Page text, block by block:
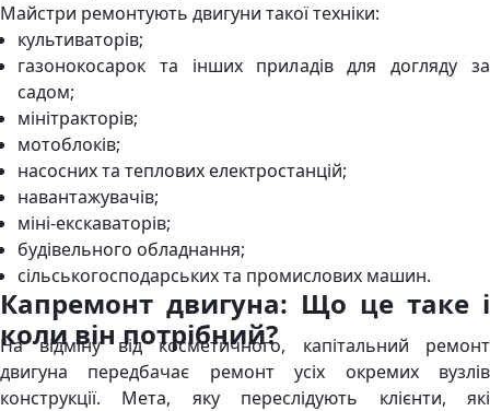
Майстри ремонтують двигуни такої техніки:
культиваторів;
газонокосарок та інших приладів для догляду за
садом;
мінітракторів;
мотоблоків;
насосних та теплових електростанцій;
навантажувачів;
міні-екскаваторів;
будівельного обладнання;
сільськогосподарських та промислових машин.
Капремонт двигуна: Що це таке і
коли він потрібний?
На відміну від косметичного, капітальний ремонт
двигуна передбачає ремонт усіх окремих вузлів
конструкції. Мета, яку переслідують клієнти, які